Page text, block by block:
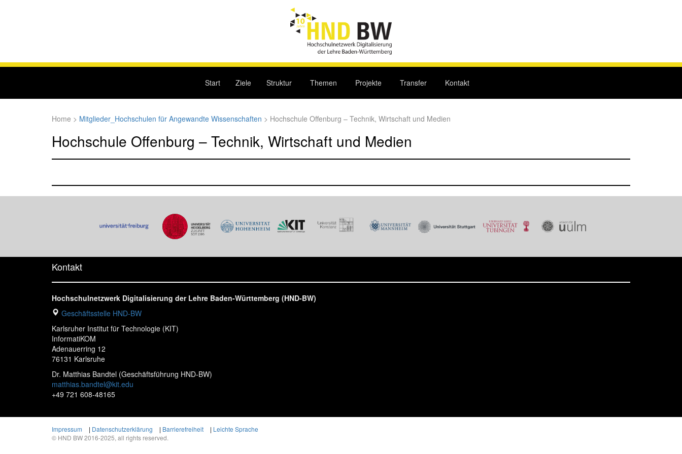
Start Ziele Struktur Themen Projekte Transfer Kontakt
Home > Mitglieder_Hochschulen für Angewandte Wissenschaften > Hochschule Offenburg – Technik, Wirtschaft und Medien
Hochschule Offenburg – Technik, Wirtschaft und Medien
Kontakt
Hochschulnetzwerk Digitalisierung der Lehre Baden-Württemberg (HND-BW)
Geschäftsstelle HND-BW
Karlsruher Institut für Technologie (KIT)
InformatiKOM
Adenauerring 12
76131 Karlsruhe
Dr. Matthias Bandtel (Geschäftsführung HND-BW)
matthias.bandtel@kit.edu
+49 721 608-48165
Impressum | Datenschutzerklärung | Barrierefreiheit | Leichte Sprache
© HND BW 2016-2025, all rights reserved.